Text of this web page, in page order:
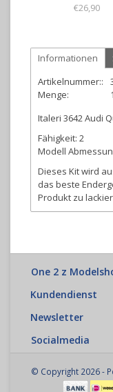
€26,90
Informationen
Artikelnummer::
Menge:
1
Italeri 3642 Audi
Fähigkeit: 2
Modell
Dieses Kit wird
das beste
Produkt zu
One 2 z
Kundendienst
Newsletter
Socialmedia
© Copyright 2026 -